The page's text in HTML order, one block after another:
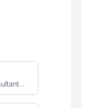
Optimisez votre stratégie informatique avec l'expertise de nos consultants pour améliorer votre efficacité et sécurité.